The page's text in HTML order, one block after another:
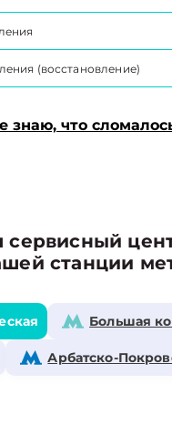
(восстановление)
знаю, что
сервисный
станции
Большая
Арбатско-